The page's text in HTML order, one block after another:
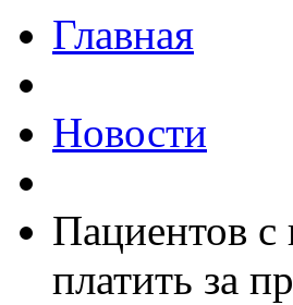
Главная
Новости
Пациентов
платить за